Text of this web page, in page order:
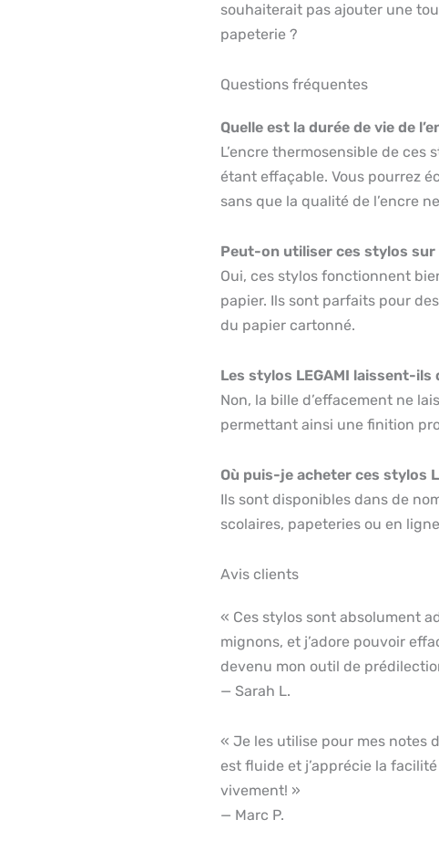
souhaiterait pas ajouter une
papeterie ?
Questions fréquentes
Quelle est la durée de vie de
L’encre thermosensible de
étant effaçable. Vous pourrez
sans que la qualité de l’encre
Peut-on utiliser ces stylos
Oui, ces stylos fonctionnent
papier. Ils sont parfaits pour
du papier cartonné.
Les stylos LEGAMI laissent-ils
Non, la bille d’effacement ne
permettant ainsi une finition
Où puis-je acheter ces stylos
Ils sont disponibles dans de
scolaires, papeteries ou en
Avis clients
« Ces stylos sont absolument
mignons, et j’adore pouvoir
devenu mon outil de
— Sarah L.
« Je les utilise pour mes notes
est fluide et j’apprécie la
vivement! »
— Marc P.